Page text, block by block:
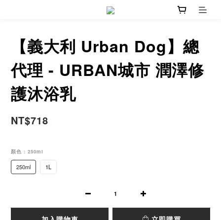
【義大利 Urban Dog】總
代理 - URBAN城市 潤澤修
護沐浴乳
NT$718
顏色 : 250ml
250ml 1L